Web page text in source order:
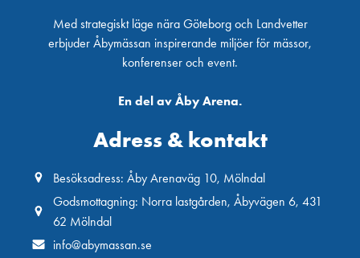
Med strategiskt läge nära Göteborg och Landvetter
erbjuder Åbymässan inspirerande miljöer för mässor,
konferenser och event.
En del av Åby Arena.
Adress & kontakt
Besöksadress: Åby Arenaväg 10, Mölndal
Godsmottagning: Norra lastgården, Åbyvägen 6, 431
62 Mölndal
info@abymassan.se